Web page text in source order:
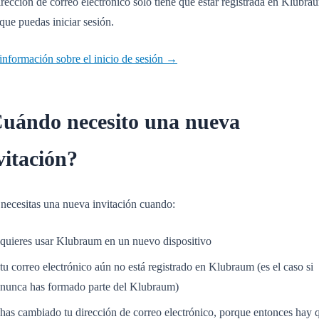
puedas iniciar sesión.
sobre el inicio de sesión →
necesito una nueva
una nueva invitación cuando:
quieres usar Klubraum en un nuevo dispositivo
tu correo electrónico aún no está registrado en Klubraum (es el caso si
nunca has formado parte del Klubraum)
has cambiado tu dirección de correo electrónico, porque entonces hay